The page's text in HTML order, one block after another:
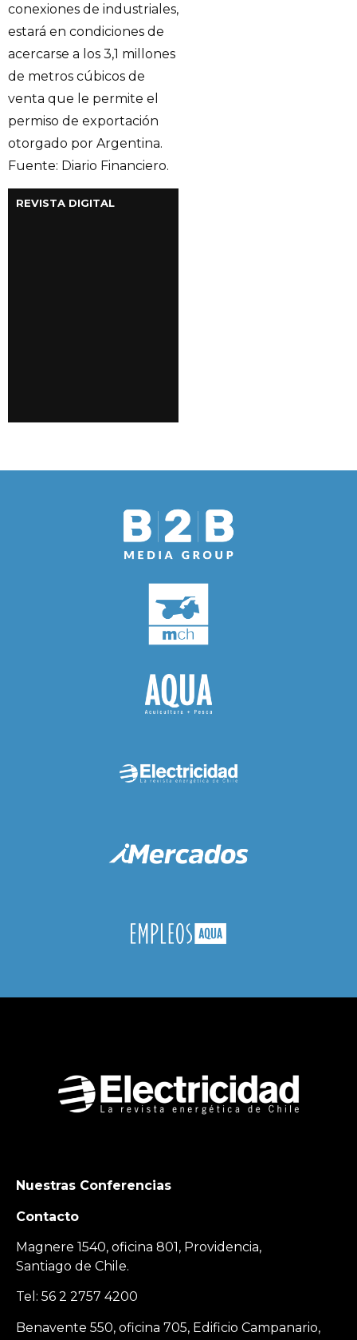
conexiones de industriales,
estará en condiciones de
acercarse a los 3,1 millones
de metros cúbicos de
venta que le permite el
permiso de exportación
otorgado por Argentina.
Fuente: Diario Financiero.
REVISTA DIGITAL
Nuestras Conferencias
Contacto
Magnere 1540, oficina 801, Providencia,
Santiago de Chile.
Tel: 56 2 2757 4200
Benavente 550, oficina 705, Edificio Campanario,